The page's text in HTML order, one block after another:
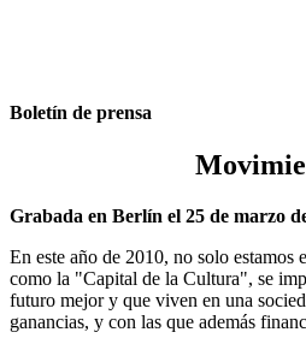
Boletín de prensa
Grabada en Berlín el 25 de marzo
En este año de 2010, no solo
como la "Capital de la Cultura", se
futuro mejor y que viven en una
ganancias, y con las que además